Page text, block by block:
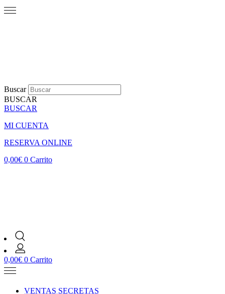
Buscar
BUSCAR
BUSCAR
MI CUENTA
RESERVA ONLINE
0,00€ 0 Carrito
0,00€ 0 Carrito
VENTAS SECRETAS